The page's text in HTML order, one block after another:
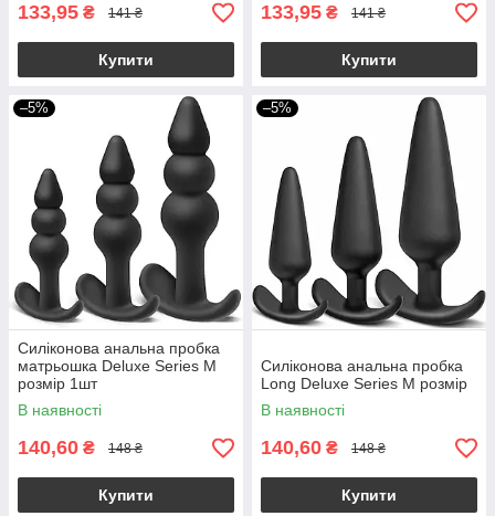
133,95 ₴ 141 ₴
Купити
133,95 ₴ 141 ₴
Купити
–5%
Силіконова анальна пробка
матрьошка Deluxe Series M
розмір 1шт
В наявності
140,60 ₴ 148 ₴
Купити
–5%
Силіконова анальна пробка
Long Deluxe Series M розмір
В наявності
140,60 ₴ 148 ₴
Купити